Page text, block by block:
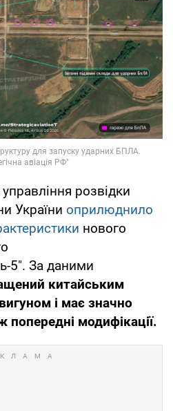
розвідки
України оприлюднило
нового
5". За даними
китайським
і має значно
модифікації.